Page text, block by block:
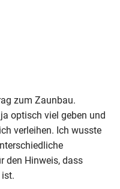
zum Zaunbau.
optisch viel geben und
verleihen. Ich wusste
den Hinweis, dass